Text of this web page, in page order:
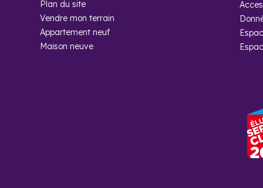
Plan du site
Vendre mon terrain
Appartement neuf
Maison neuve